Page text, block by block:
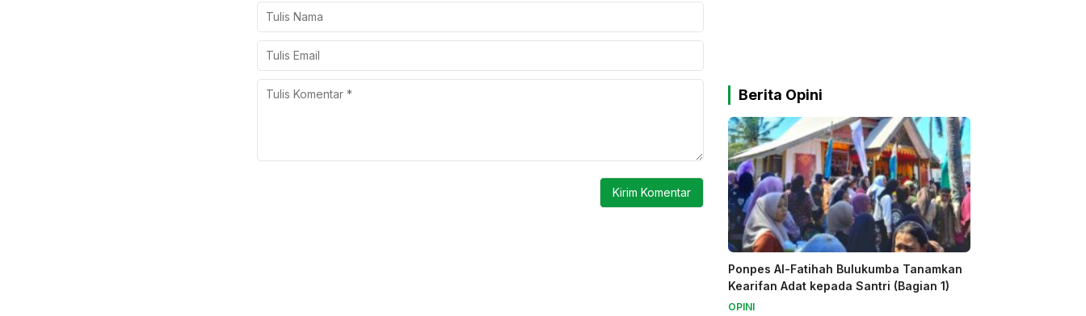
Berita Opini
Ponpes Al-Fatihah Bulukumba Tanamkan
Kearifan Adat kepada Santri (Bagian 1)
OPINI